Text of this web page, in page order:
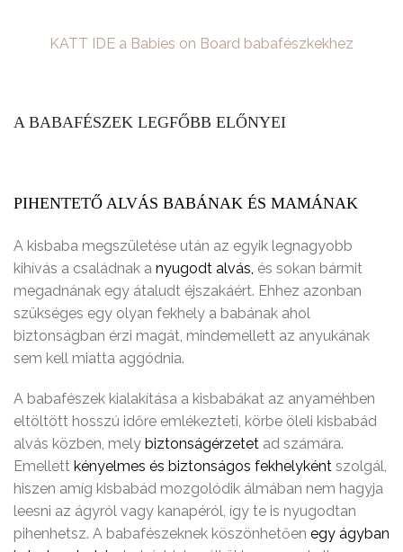
KATT IDE a Babies on Board babafészkekhez
A BABAFÉSZEK LEGFŐBB ELŐNYEI
PIHENTETŐ ALVÁS BABÁNAK ÉS MAMÁNAK
A kisbaba megszületése után az egyik legnagyobb
kihívás a családnak a nyugodt alvás, és sokan bármit
megadnának egy átaludt éjszakáért. Ehhez azonban
szükséges egy olyan fekhely a babának ahol
biztonságban érzi magát, mindemellett az anyukának
sem kell miatta aggódnia.
A babafészek kialakítása a kisbabákat az anyaméhben
eltöltött hosszú időre emlékezteti, körbe öleli kisbabád
alvás közben, mely biztonságérzetet ad számára.
Emellett kényelmes és biztonságos fekhelyként szolgál,
hiszen amíg kisbabád mozgolódik álmában nem hagyja
leesni az ágyról vagy kanapéról, így te is nyugodtan
pihenhetsz. A babafészeknek köszönhetően egy ágyban